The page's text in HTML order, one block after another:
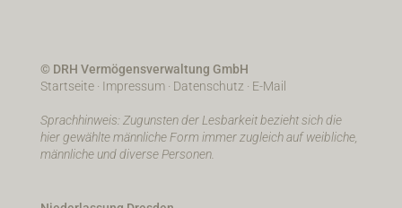
© DRH Vermögensverwaltung GmbH
Startseite· Impressum· Datenschutz · E-Mail
Sprachhinweis: Zugunsten der Lesbarkeit bezieht sich die
hier gewählte männliche Form immer zugleich auf weibliche,
männliche und diverse Personen.